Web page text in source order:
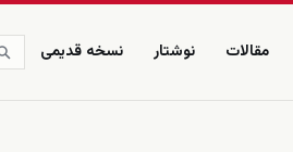
مقالات نوشتار نسخه قدیمی